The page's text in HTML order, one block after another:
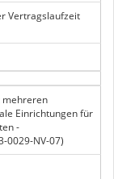
Vertragslaufzeit
mehreren
Einrichtungen für
-
0029-NV-07)